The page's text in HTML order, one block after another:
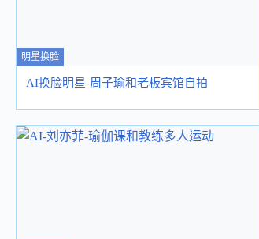
明星换脸
AI换脸明星-周子瑜和老板宾馆自拍